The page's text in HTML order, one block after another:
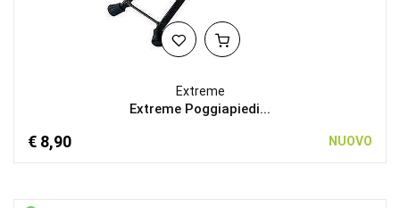
Extreme
Extreme Poggiapiedi...
€ 8,90 NUOVO